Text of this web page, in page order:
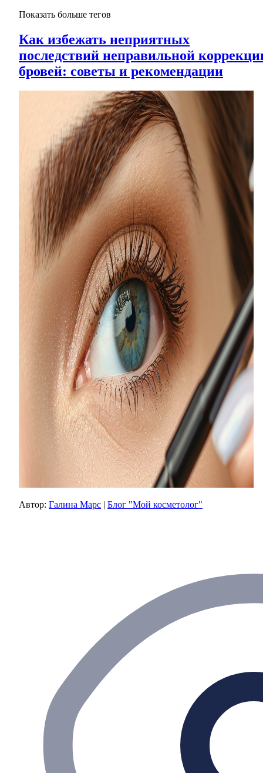
Показать больше тегов
Как избежать неприятных
последствий неправильной
бровей: советы и рекомендации
Автор: Галина Марс Блог "Мой косметолог"